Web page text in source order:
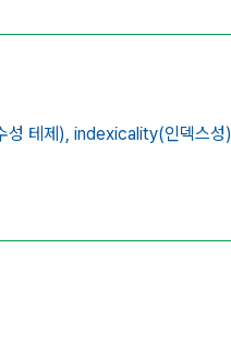
테제), indexicality(인덱스성),